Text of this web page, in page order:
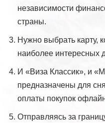
независимости
страны.
Нужно выбрать карту,
наиболее интересных
И «Виза Классик», и
предназначены для
оплаты покупок
Отправляясь за